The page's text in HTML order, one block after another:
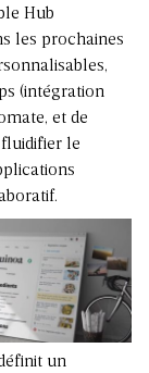
Hub
les prochaines
(intégration
et de
fluidifier le
un